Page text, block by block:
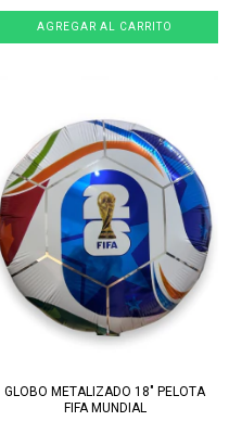
GLOBO METALIZADO 18" PELOTA
FIFA MUNDIAL